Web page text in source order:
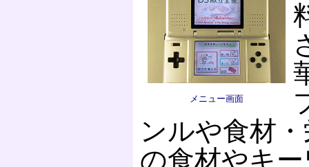
メニュー画面
ンルや食材
の食材やキ